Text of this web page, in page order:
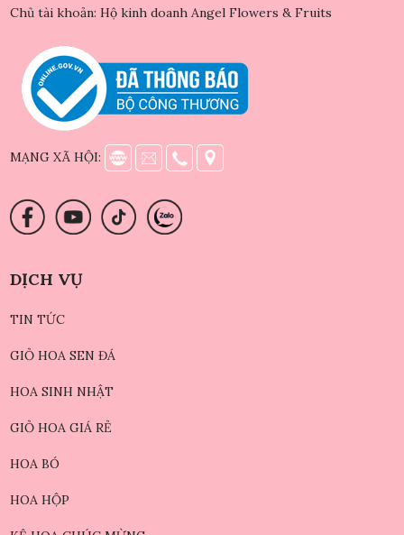
Chủ tài khoản: Hộ kinh doanh Angel Flowers & Fruits
MẠNG XÃ HỘI:
DỊCH VỤ
TIN TỨC
GIỎ HOA SEN ĐÁ
HOA SINH NHẬT
GIỎ HOA GIÁ RẺ
HOA BÓ
HOA HỘP